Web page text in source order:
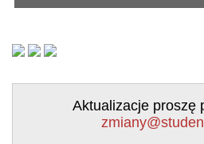
Aktualizacje proszę